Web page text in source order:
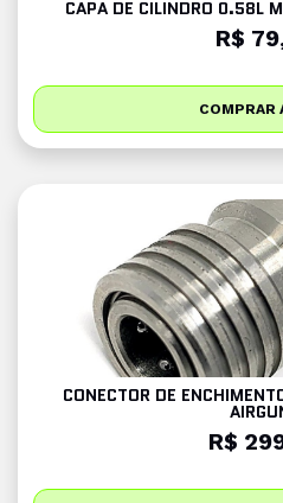
CAPA DE CILINDRO 0.58L
R$
COMPRAR
CONECTOR DE
R$